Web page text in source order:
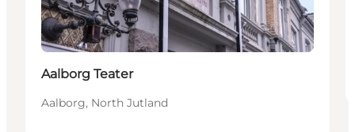
Aalborg Teater
Aalborg, North Jutland